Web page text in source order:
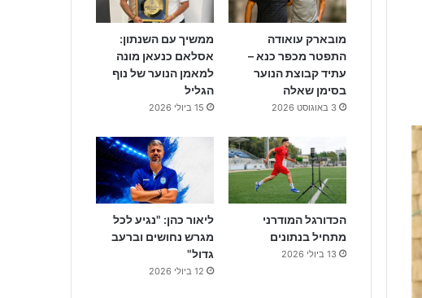
מובארק עואודה
התפטר מכפר כנא –
עתיד קבוצת הנוער
בסימן שאלה
3 באוגוסט 2026
ממשיך עם השנתון:
אסלאם כנעאן מונה
למאמן הנוער של נוף
הגליל
15 ביולי 2026
הכדורגל המודרני
מתחיל בנתונים
13 ביולי 2026
ליאור כהן: "נגיע לכל
מגרש נחושים וברעב
גדול"
12 ביולי 2026